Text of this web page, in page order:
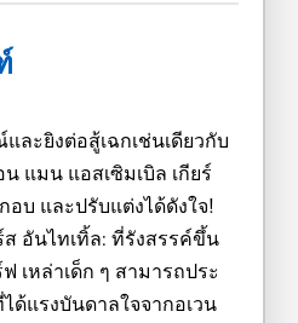
ละยิงต่อสู้เฉกเช่นเดียวกับ
แมน แอสเซิมเบิล เกียร์
อบ และปรับแต่งได้ดังใจ!
ส อันไทเทิ้ล: ที่รังสรรค์ขึ้น
เหล่าเด็ก ๆ สามารถประ
ด้แรงบันดาลใจจากอเวน